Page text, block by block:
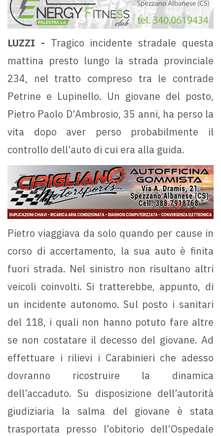
LUZZI - Tragico incidente stradale questa
mattina presto lungo la strada provinciale
234, nel tratto compreso tra le contrade
Petrine e Lupinello. Un giovane del posto,
Pietro Paolo D’Ambrosio, 35 anni, ha perso la
vita dopo aver perso probabilmente il
controllo dell’auto di cui era alla guida.
Pietro viaggiava da solo quando per cause in
corso di accertamento, la sua auto è finita
fuori strada. Nel sinistro non risultano altri
veicoli coinvolti. Si tratterebbe, appunto, di
un incidente autonomo. Sul posto i sanitari
del 118, i quali non hanno potuto fare altre
se non costatare il decesso del giovane. Ad
effettuare i rilievi i Carabinieri che adesso
dovranno ricostruire la dinamica
dell’accaduto. Su disposizione dell’autorità
giudiziaria la salma del giovane è stata
trasportata presso l’obitorio dell’Ospedale